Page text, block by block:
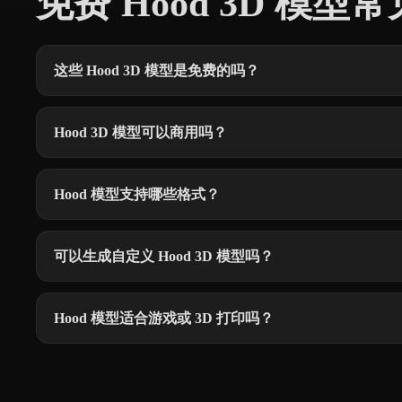
这些 Hood 3D 模型是免费的吗？
Hood 3D 模型可以商用吗？
Hood 模型支持哪些格式？
可以生成自定义 Hood 3D 模型吗？
Hood 模型适合游戏或 3D 打印吗？